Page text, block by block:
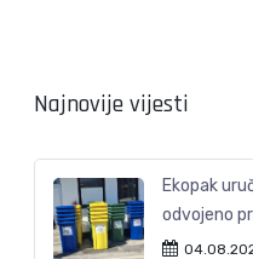
Najnovije vijesti
Ekopak
odvojeno